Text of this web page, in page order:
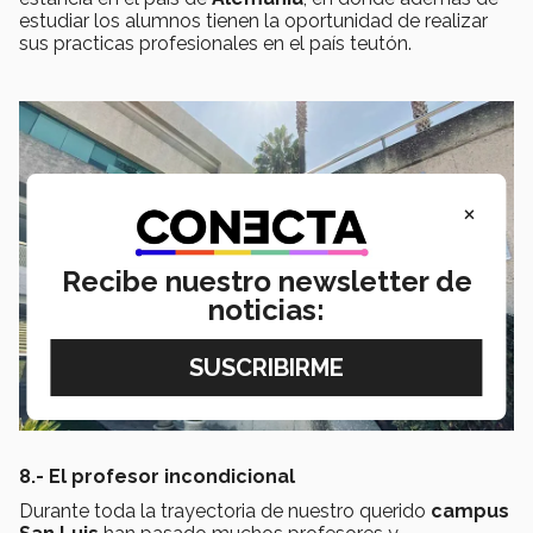
estudiar los alumnos tienen la oportunidad de realizar
sus practicas profesionales en el país teutón.
8.- El profesor incondicional
Durante toda la trayectoria de nuestro querido campus
×
Recibe nuestro newsletter de
noticias: